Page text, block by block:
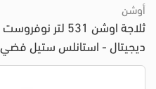
أوشن
ديجيتال - استانلس ستيل فضي